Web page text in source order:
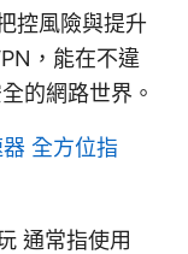
控風險與提升
，能在不違
的網路世界。
全方位指
通常指使用